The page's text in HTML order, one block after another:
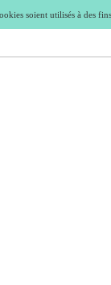
soient utilisés à des